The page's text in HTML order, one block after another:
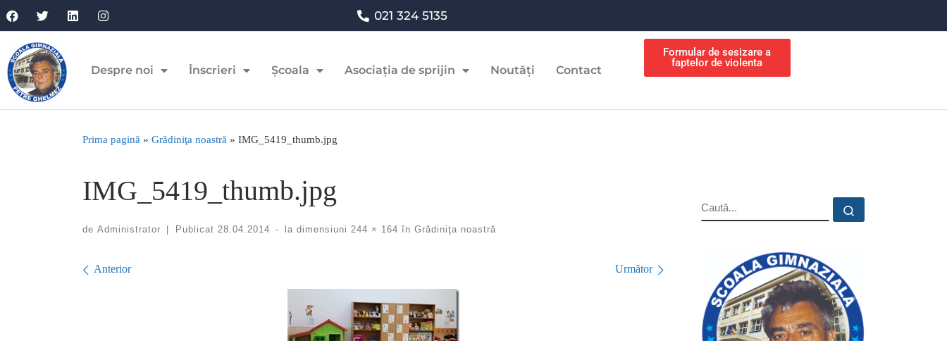
021 324 5135
Despre noi Înscrieri Școala Asociația de sprijin Noutăți Contact
Formular de sesizare a
faptelor de violenta
Prima pagină » Grădiniţa noastră » IMG_5419_thumb.jpg
IMG_5419_thumb.jpg
de Administrator | Publicat 28.04.2014 - la dimensiuni 244 × 164 în Grădiniţa noastră
Navigare în imagini
Anterior Următor